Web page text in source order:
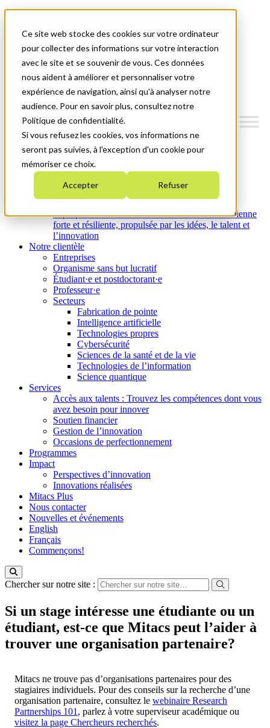
Ce site web stocke des cookies sur votre ordinateur
pour collecter des informations sur votre interaction
avec le site et se souvenir de vous. Ces données
nous aident à améliorer et personnaliser votre
expérience de navigation, ainsi qu'à analyser notre
audience. Pour en savoir plus, consultez notre
Politique de confidentialité.
Si vous refusez les cookies, vos informations ne
seront pas suivies, à l'exception d'un cookie pour
mémoriser ce choix.
Accepter Refuser
Nouvelles et événements
English
Commençons!
Qui nous sommes
Plan stratégique 2026-2030
Nos investissements
Nos activités
Équité, diversité et inclusion
À propos de Mitacs : Créer une économie canadienne
forte et résiliente, propulsée par les idées, le talent et
l’innovation
Notre clientèle
Entreprises
Organisme sans but lucratif
Étudiant·e et postdoctorant·e
Professeur·e
Secteurs
Fabrication de pointe
Intelligence artificielle
Technologies propres
Cybersécurité
Sciences de la santé et de la vie
Technologies de l’information
Science quantique
Services
Accès aux talents : Trouvez les compétences dont vous
avez besoin pour innover
Soutien financier
Gestion de l’innovation
Occasions de perfectionnement
Programmes
Impact
Perspectives d’innovation
Innovations réalisées
Mitacs Plus
Nous contacter
Nouvelles et événements
English
Français
Commençons!
Chercher sur notre site :
Si un stage intéresse une étudiante ou un
étudiant, est-ce que Mitacs peut l’aider à
trouver une organisation partenaire?
Mitacs ne trouve pas d’organisations partenaires pour des
stagiaires individuels. Pour des conseils sur la recherche d’une
organisation partenaire, consultez le webinaire Research
Partnerships 101 , parlez à votre superviseur académique ou
visitez la page Chercheurs recherchés.